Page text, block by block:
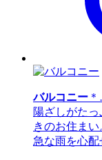
バルコニー
陽ざしがた
きのお住まい
急な雨を心配